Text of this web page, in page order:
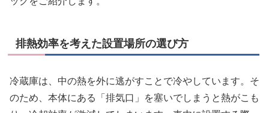
排熱効率を考えた設置場所の選び方
冷蔵庫は、中の熱を外に逃がすことで冷やしています。そ
のため、本体にある「排気口」を塞いでしまうと熱がこも